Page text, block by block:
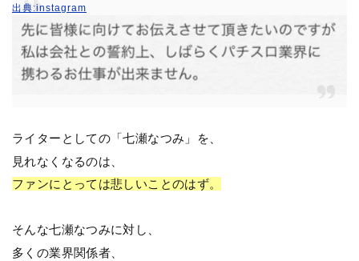
出典:instagram
ライターとしての「七瀬なつみ」を、
見れなくなるのは、
ファンにとっては悲しいことのはず。
そんな七瀬なつみに対し、
多くの業界関係者、